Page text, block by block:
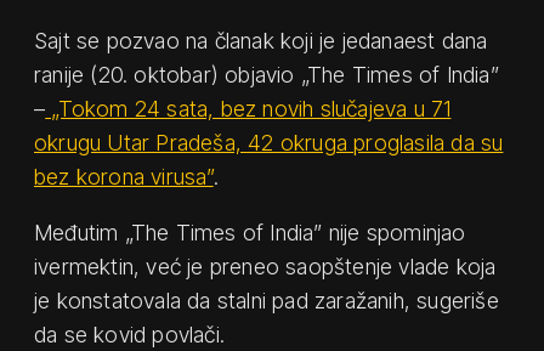
Sajt se pozvao na članak koji je jedanaest dana
ranije (20. oktobar) objavio „The Times of India”
– „Tokom 24 sata, bez novih slučajeva u 71
okrugu Utar Pradeša, 42 okruga proglasila da su
bez korona virusa”.
Međutim „The Times of India” nije spominjao
ivermektin, već je preneo saopštenje vlade koja
je konstatovala da stalni pad zaražanih, sugeriše
da se kovid povlači.